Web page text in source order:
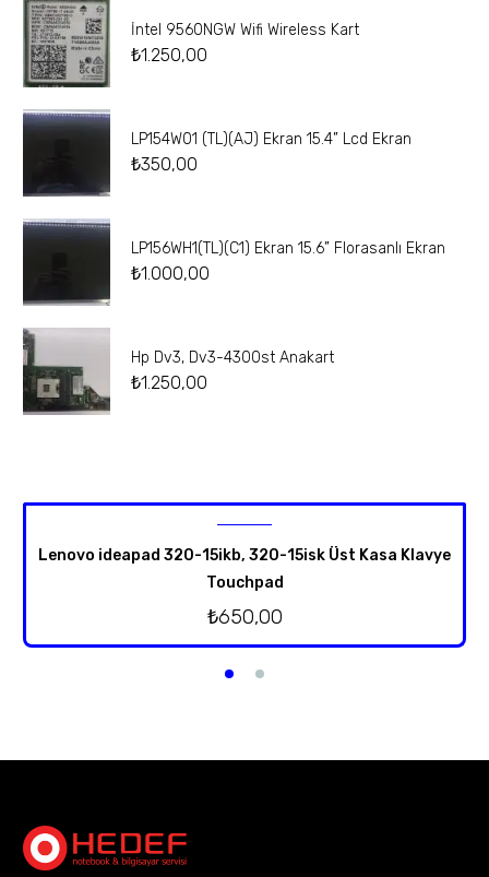
İntel 9560NGW Wifi Wireless Kart
₺1.250,00
LP154W01 (TL)(AJ) Ekran 15.4” Lcd Ekran
₺350,00
LP156WH1(TL)(C1) Ekran 15.6” Florasanlı Ekran
₺1.000,00
Hp Dv3, Dv3-4300st Anakart
₺1.250,00
Lenovo ideapad 320-15ikb, 320-15isk Üst Kasa Klavye
Touchpad
₺650,00